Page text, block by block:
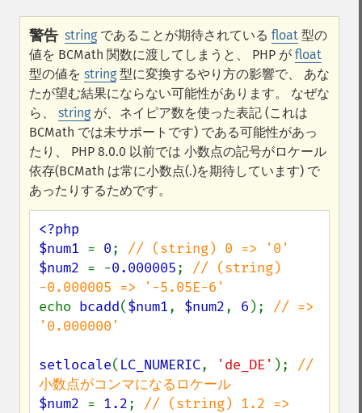
警告 string であることが期待されている float 型の
値を BCMath 関数に渡してしまうと、 PHP が float
型の値を string 型に変換するやり方の影響で、 あな
たが望む結果にならない可能性があります。 なぜな
ら、 string が、ネイピア数を使った表記 (これは
BCMath では未サポートです) である可能性があっ
たり、 PHP 8.0.0 以前では 小数点の記号がロケール
依存(BCMath は常に小数点(.)を期待しています) で
あったりするためです。
<?php
$num1 = 0;
$num2 = -0.000005; // (string)
echo bcadd($num1, $num2, 6 ); // =>
'0.000000'
setlocale( LC_NUMERIC, 'de_DE' ); //
$num2 = 1.2; // (string) 1.2 =>